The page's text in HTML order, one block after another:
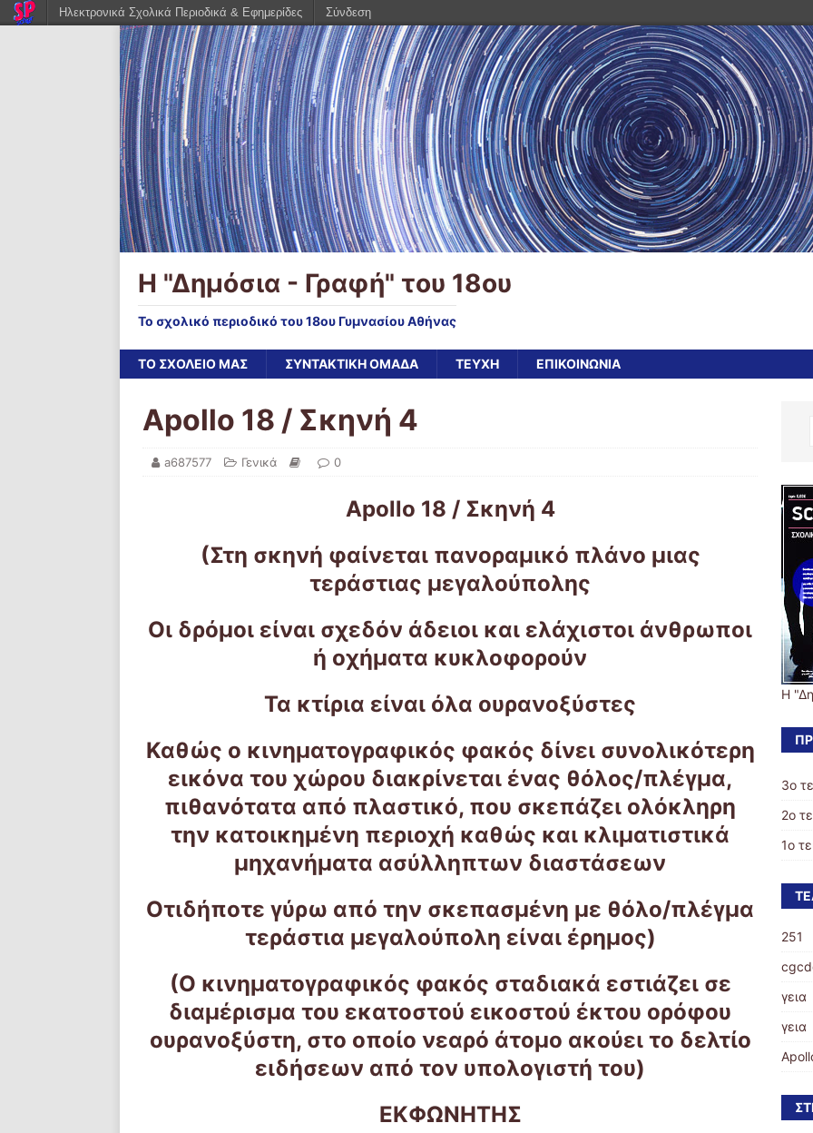
Η "Δημόσια - Γραφή" του 18ου
Το σχολικό περιοδικό του 18ου Γυμνασίου Αθήνας
ΤΟ ΣΧΟΛΕΙΟ ΜΑΣ ΣΥΝΤΑΚΤΙΚΗ ΟΜΑΔΑ ΤΕΥΧΗ ΕΠΙΚΟΙΝΩΝΙΑ
Apollo 18 / Σκηνή 4
a687577 Γενικά 0
Apollo 18 / Σκηνή 4
(Στη σκηνή φαίνεται πανοραμικό πλάνο μιας
τεράστιας μεγαλούπολης
Οι δρόμοι είναι σχεδόν άδειοι και ελάχιστοι άνθρωποι
ή οχήματα κυκλοφορούν
Τα κτίρια είναι όλα ουρανοξύστες
Καθώς ο κινηματογραφικός φακός δίνει συνολικότερη
εικόνα του χώρου διακρίνεται ένας θόλος/πλέγμα,
πιθανότατα από πλαστικό, που σκεπάζει ολόκληρη
την κατοικημένη περιοχή καθώς και κλιματιστικά
μηχανήματα ασύλληπτων διαστάσεων
Οτιδήποτε γύρω από την σκεπασμένη με θόλο/πλέγμα
τεράστια μεγαλούπολη είναι έρημος)
(Ο κινηματογραφικός φακός σταδιακά εστιάζει σε
διαμέρισμα του εκατοστού εικοστού έκτου ορόφου
ουρανοξύστη, στο οποίο νεαρό άτομο ακούει το δελτίο
ειδήσεων από τον υπολογιστή του)
ΕΚΦΩΝΗΤΗΣ
Η
3ο
2ο
1ο
251
γεια
γεια
Ηλεκτρονικά Σχολικά Περιοδικά & Εφημερίδες Σύνδεση